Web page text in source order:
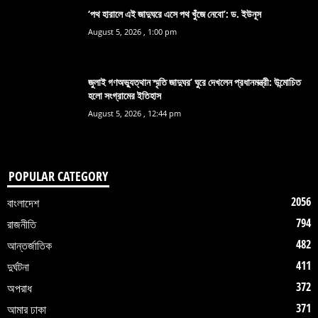
‘পথ হারালে এই জাদুঘরে এসে পথ খুঁজে নেবো’: ড. ইউনূস
August 5, 2026 , 1:00 pm
জুলাই গণঅভ্যুত্থান স্মৃতি জাদুঘর’ ঘুরে দেখলেন প্রধানমন্ত্রী: উন্মোচিত
হলো সংগ্রামের ইতিহাস
August 5, 2026 , 12:44 pm
POPULAR CATEGORY
বাংলাদেশ
2056
রাজনীতি
794
আন্তর্জাতিক
482
দুর্ঘটনা
411
অপরাধ
372
আমার ঢাকা
371